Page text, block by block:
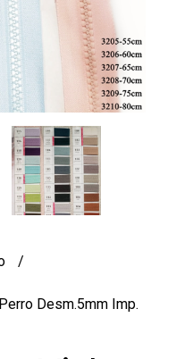
Desm.5mm Imp.